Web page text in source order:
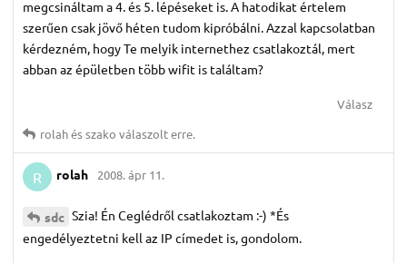
megcsináltam a 4. és 5. lépéseket is. A hatodikat értelem
szerűen csak jövő héten tudom kipróbálni. Azzal kapcsolatban
kérdezném, hogy Te melyik internethez csatlakoztál, mert
abban az épületben több wifit is találtam?
Válasz
rolahésszako válaszolt erre.
R rolah 2008. ápr 11.
sdc Szia! Én Ceglédről csatlakoztam :-) *És
engedélyeztetni kell az IP címedet is, gondolom.